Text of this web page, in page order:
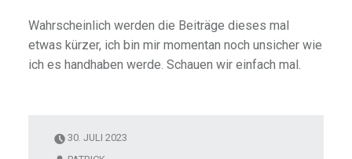
Wahrscheinlich werden die Beiträge dieses mal
etwas kürzer, ich bin mir momentan noch unsicher wie
ich es handhaben werde. Schauen wir einfach mal.
30. JULI 2023